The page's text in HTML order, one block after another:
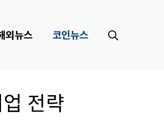
외뉴스 코인뉴스
전략